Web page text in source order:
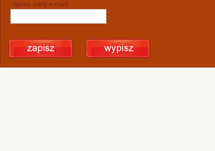
wpisz swój e-mail: